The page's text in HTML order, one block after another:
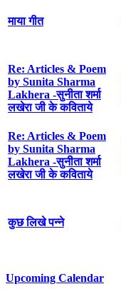
माया गीत
Re: Articles & Poem
by Sunita Sharma
Lakhera -सुनीता शर्मा
लखेरा जी के कविताये
Re: Articles & Poem
by Sunita Sharma
Lakhera -सुनीता शर्मा
लखेरा जी के कविताये
कुछ लिखे पन्ने
Upcoming Calendar